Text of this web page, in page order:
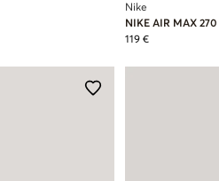
Nike
NIKE AIR MAX 270
119 €